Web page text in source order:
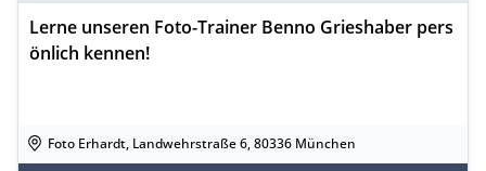
Lerne unseren Foto-Trainer Benno Grieshaber pers
önlich kennen!
Foto Erhardt, Landwehrstraße 6, 80336 München